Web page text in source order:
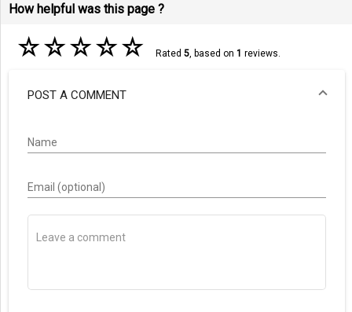
How helpful was this page ?
☆☆☆☆☆ Rated 5, based on 1 reviews.
POST A COMMENT
Name
Email (optional)